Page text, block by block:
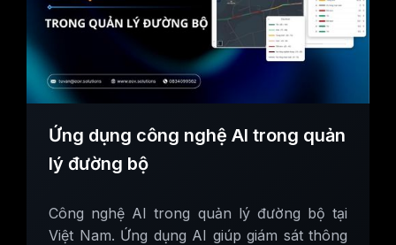
Ứng dụng công nghệ AI trong quản
lý đường bộ
Công nghệ AI trong quản lý đường bộ tại
Việt Nam. Ứng dụng AI giúp giám sát thông